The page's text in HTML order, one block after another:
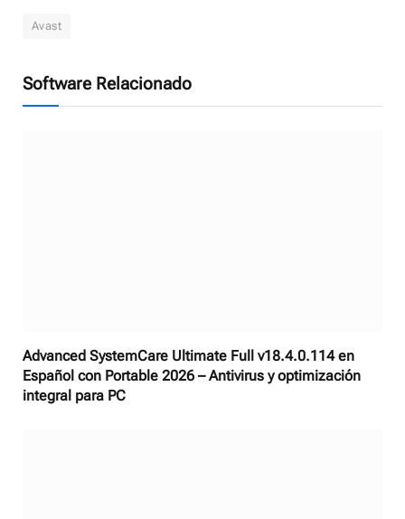
Avast
Software Relacionado
Advanced SystemCare Ultimate Full v18.4.0.114 en
Español con Portable 2026 – Antivirus y optimización
integral para PC